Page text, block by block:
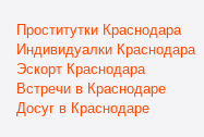
Проститутки Краснодара
Индивидуалки Краснодара
Эскорт Краснодара
Встречи в Краснодаре
Досуг в Краснодаре